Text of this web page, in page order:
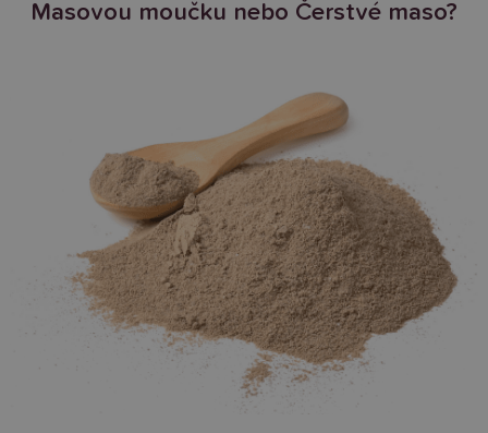
Masovou moučku nebo Čerstvé maso?